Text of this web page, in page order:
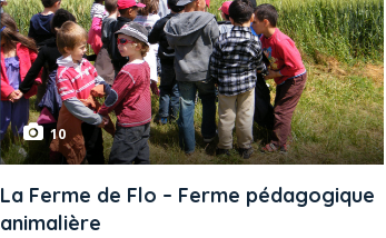
10
La Ferme de Flo – Ferme pédagogique
animalière